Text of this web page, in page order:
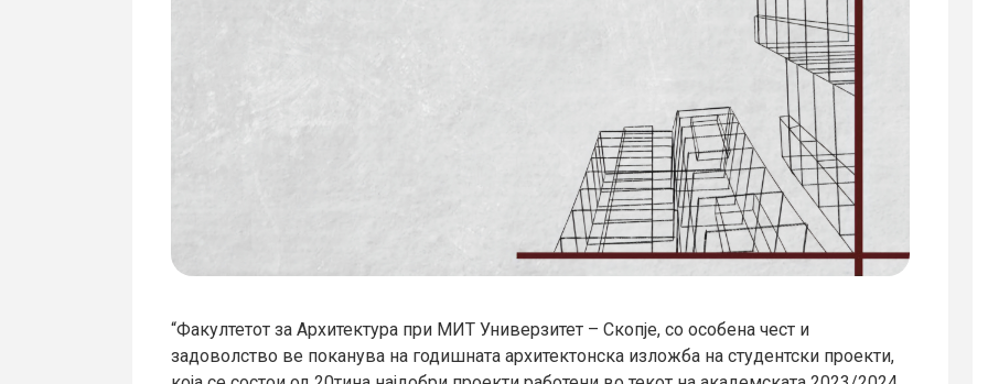
“Факултетот за Архитектура при МИТ Универзитет – Скопје, со особена чест и
задоволство ве поканува на годишната архитектонска изложба на студентски проекти,